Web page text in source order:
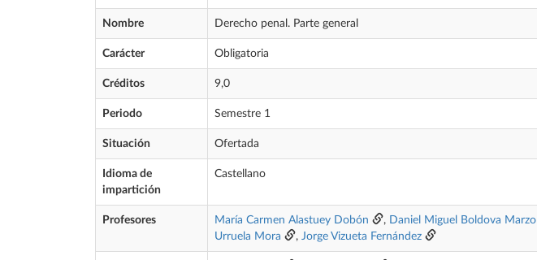
Nombre Derecho penal. Parte general
Carácter Obligatoria
Créditos 9,0
Periodo Semestre 1
Situación Ofertada
Idioma de
impartición
Castellano
Profesores María Carmen Alastuey Dobón , Daniel Miguel Boldova Marzo
Urruela Mora
, Jorge Vizueta Fernández